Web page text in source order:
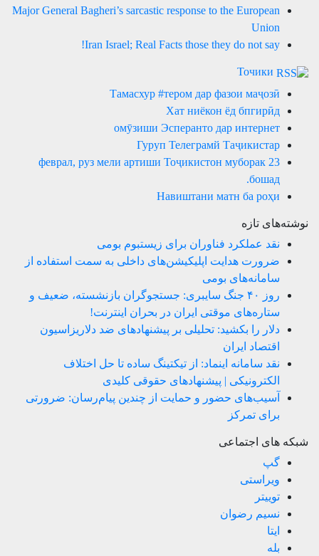
Major General Bagheri’s sarcastic response to the European
Union
Iran Israel; Real Facts those they do not say!
Точики
Тамасхур #тером дар фазои маҷозӣ
Хат ниёкон ёд бпгирӣд
омӯзиши Эсперанто дар интернет
Гуруп Телеграмй Таҷикистар
23 феврал, руз мели артиши Тоҷикистон муборак
бошад.
Навиштани матн ба роҳи
نوشته‌های تازه
نقد عملکرد فناوران برای زیستبوم بومی
ضرورت هدایت اپلیکیشن‌های داخلی به سمت استفاده از
سامانه‌های بومی
روز ۴۰ جنگ سایبری: جستجوگران بازنشسته، ضعیف و
ستاره‌های موقتی ایران در بحران اینترنت!
دلار را بکشید: تحلیلی بر پیشنهادهای ضد دلاریزاسیون
اقتصاد ایران
نقد سامانه اینماد: از تیکتینگ ساده تا حل اختلاف
الکترونیکی | پیشنهادهای حقوقی کلیدی
آسیب‌های حضور و حمایت از چندین پیام‌رسان: ضرورتی
برای تمرکز
شبکه های اجتماعی
گپ
ویراستی
توییتر
نسیم رضوان
ایتا
بله